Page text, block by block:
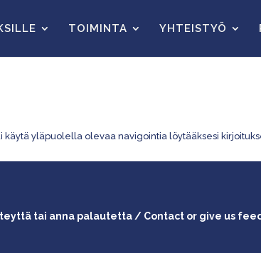
TOIMINTA YHTEISTYÖ
käytä yläpuolella olevaa navigointia löytääksesi
tai anna palautetta / Contact or give us